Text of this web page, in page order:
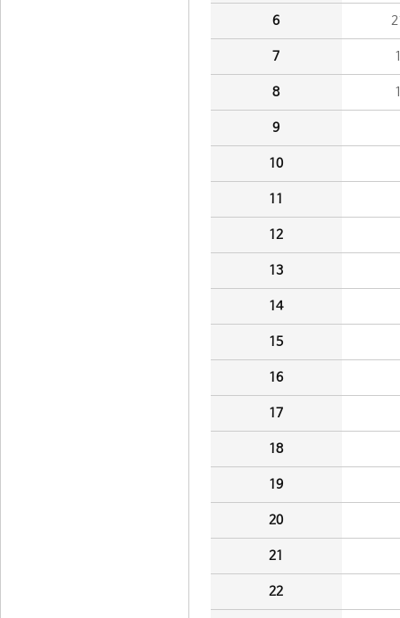
6
7
8
9
10
11
12
13
14
15
16
17
18
19
20
21
22